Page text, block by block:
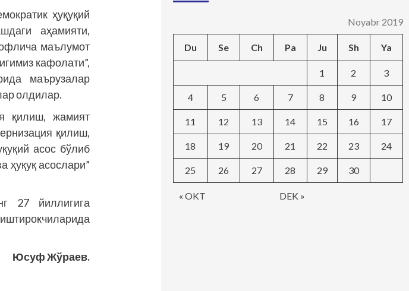
ҳуқуқий
аҳамияти,
маълумот
кафолати”,
маърузалар
олдилар.
қилиш, жамият
қилиш,
асос бўлиб
ҳуқуқ асослари”
27 йиллигига
Юсуф Жўраев.
Noyabr 2019
Du Se Ch Pa Ju Sh Ya
« OKT DEK »
1 2 3
4 5 6 7 8 9 10
11 12 13 14 15 16 17
18 19 20 21 22 23 24
25 26 27 28 29 30